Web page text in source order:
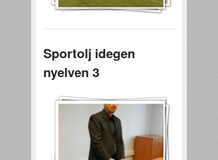
Sportolj idegen
nyelven 3